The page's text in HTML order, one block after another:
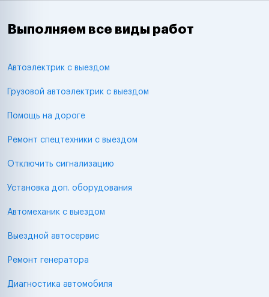
Выполняем все виды работ
Автоэлектрик с выездом
Грузовой автоэлектрик с выездом
Помощь на дороге
Ремонт спецтехники с выездом
Отключить сигнализацию
Установка доп. оборудования
Автомеханик с выездом
Выездной автосервис
Ремонт генератора
Диагностика автомобиля